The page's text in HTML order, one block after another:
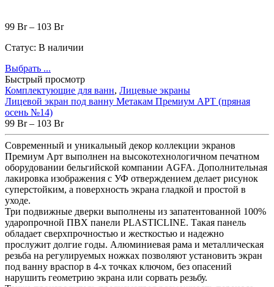
99 Br– 103 Br
Статус: В наличии
Выбрать ...
Быстрый просмотр
Комплектующие для ванн, Лицевые экраны
Лицевой экран под ванну Метакам Премиум АРТ (пряная
осень №14)
99 Br– 103 Br
Современный и уникальный декор коллекции экранов
Премиум Арт выполнен на высокотехнологичном печатном
оборудовании бельгийской компании AGFA. Дополнительная
лакировка изображения с УФ отверждением делает рисунок
суперстойким, а поверхность экрана гладкой и простой в
уходе.
Три подвижные дверки выполнены из запатентованной 100%
ударопрочной ПВХ панели PLASTICLINE. Такая панель
обладает сверхпрочностью и жесткостью и надежно
прослужит долгие годы. Алюминиевая рама и металлическая
резьба на регулируемых ножках позволяют установить экран
под ванну враспор в 4-х точках ключом, без опасений
нарушить геометрию экрана или сорвать резьбу.